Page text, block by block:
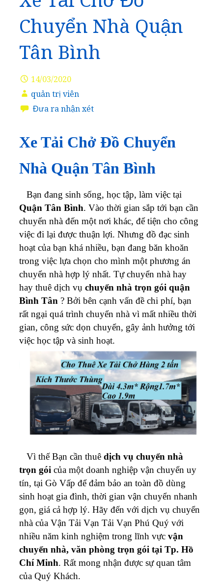
Chuyển Nhà Quận
Tân Bình
14/03/2020
quản trị viên
Đưa ra nhận xét
Xe Tải Chở Đồ Chuyển
Nhà Quận Tân Bình
Bạn đang sinh sống, học tập, làm việc tại
Quận Tân Bình. Vào thời gian sắp tới bạn cần
chuyển nhà đến một nơi khác, để tiện cho công
việc đi lại được thuận lợi. Nhưng đồ đạc sinh
hoạt của bạn khá nhiều, bạn đang băn khoăn
trong việc lựa chọn cho mình một phương án
chuyển nhà hợp lý nhất. Tự chuyển nhà hay
hay thuê dịch vụ chuyển nhà trọn gói quận
Bình Tân ? Bởi bên cạnh vấn đề chi phí, bạn
rất ngại quá trình chuyển nhà vì mất nhiều thời
gian, công sức dọn chuyển, gây ảnh hưởng tới
việc học tập và sinh hoạt.
Vì thế Bạn cần thuê dịch vụ chuyển nhà
trọn gói của một doanh nghiệp vận chuyển uy
tín, tại Gò Vấp để đảm bảo an toàn đồ dùng
sinh hoạt gia đình, thời gian vận chuyển nhanh
gọn, giá cả hợp lý. Hãy đến với dịch vụ chuyển
nhà của Vận Tải Vạn Tải Vạn Phú Quý với
nhiều năm kinh nghiệm trong lĩnh vực vận
chuyển nhà, văn phòng trọn gói tại Tp. Hồ
Chí Minh. Rất mong nhận được sự quan tâm
của Quý Khách.